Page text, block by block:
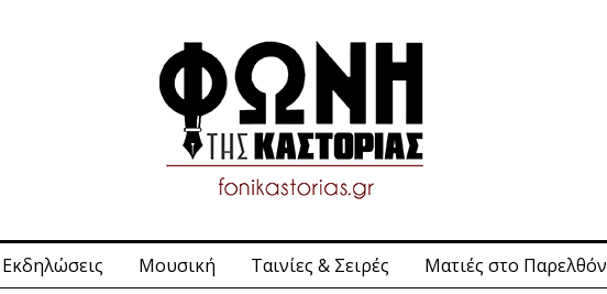
Εκδηλώσεις Μουσική Ταινίες & Σειρές Ματιές στο Παρελθόν